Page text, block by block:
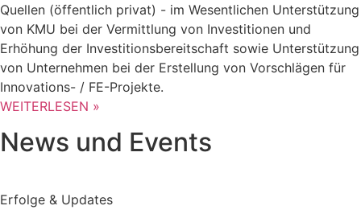
Quellen (öffentlich privat) - im Wesentlichen Unterstützung
von KMU bei der Vermittlung von Investitionen und
Erhöhung der Investitionsbereitschaft sowie Unterstützung
von Unternehmen bei der Erstellung von Vorschlägen für
Innovations- / FE-Projekte.
WEITERLESEN »
News und Events
Erfolge & Updates